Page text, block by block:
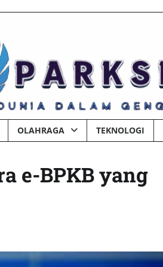
OLAHRAGA TEKNOLOGI
e-BPKB yang